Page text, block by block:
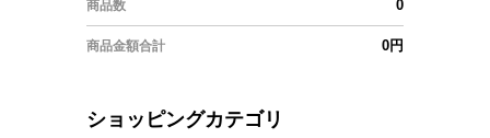
商品数 0
商品金額合計 0円
ショッピングカテゴリ